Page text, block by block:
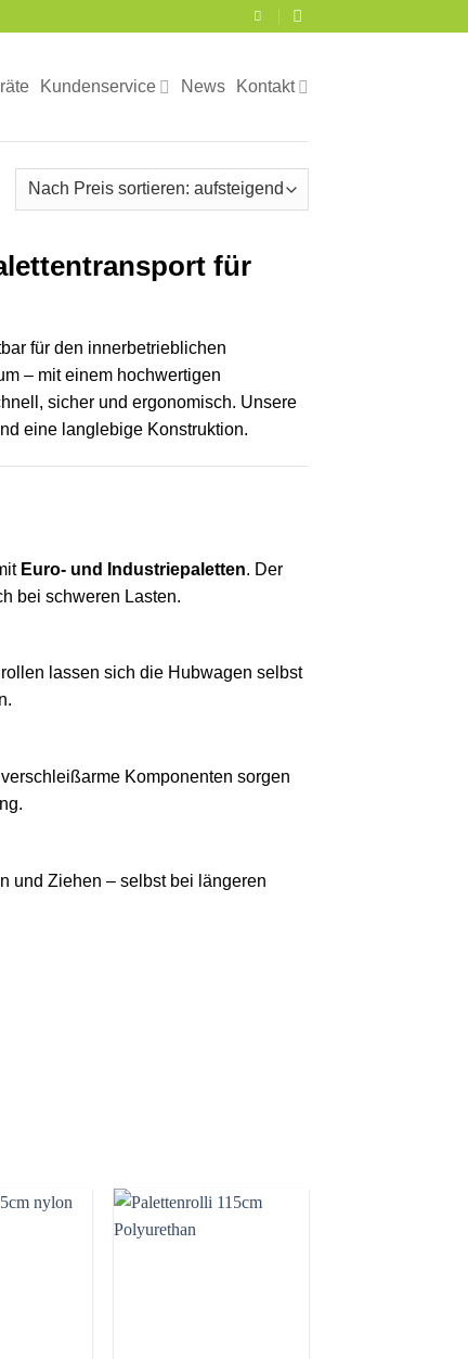
Kundenservice News Kontakt
für
für den innerbetrieblichen
– mit einem hochwertigen
sicher und ergonomisch. Unsere
eine langlebige Konstruktion.
Euro- und Industriepaletten. Der
bei schweren Lasten.
lassen sich die Hubwagen selbst
Komponenten sorgen
und Ziehen – selbst bei längeren